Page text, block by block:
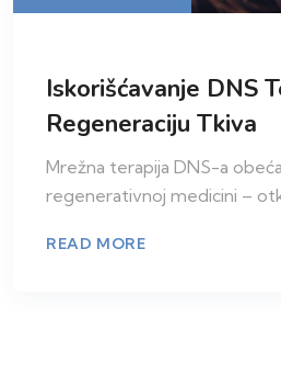
Iskorišćavanje DNS
Regeneraciju Tkiva
Mrežna terapija DNS-a
regenerativnoj medicini –
READ MORE